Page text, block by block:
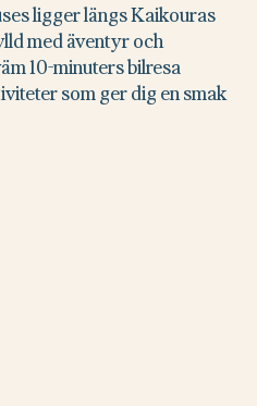
ligger längs Kaikouras
med äventyr och
10-minuters bilresa
som ger dig en smak